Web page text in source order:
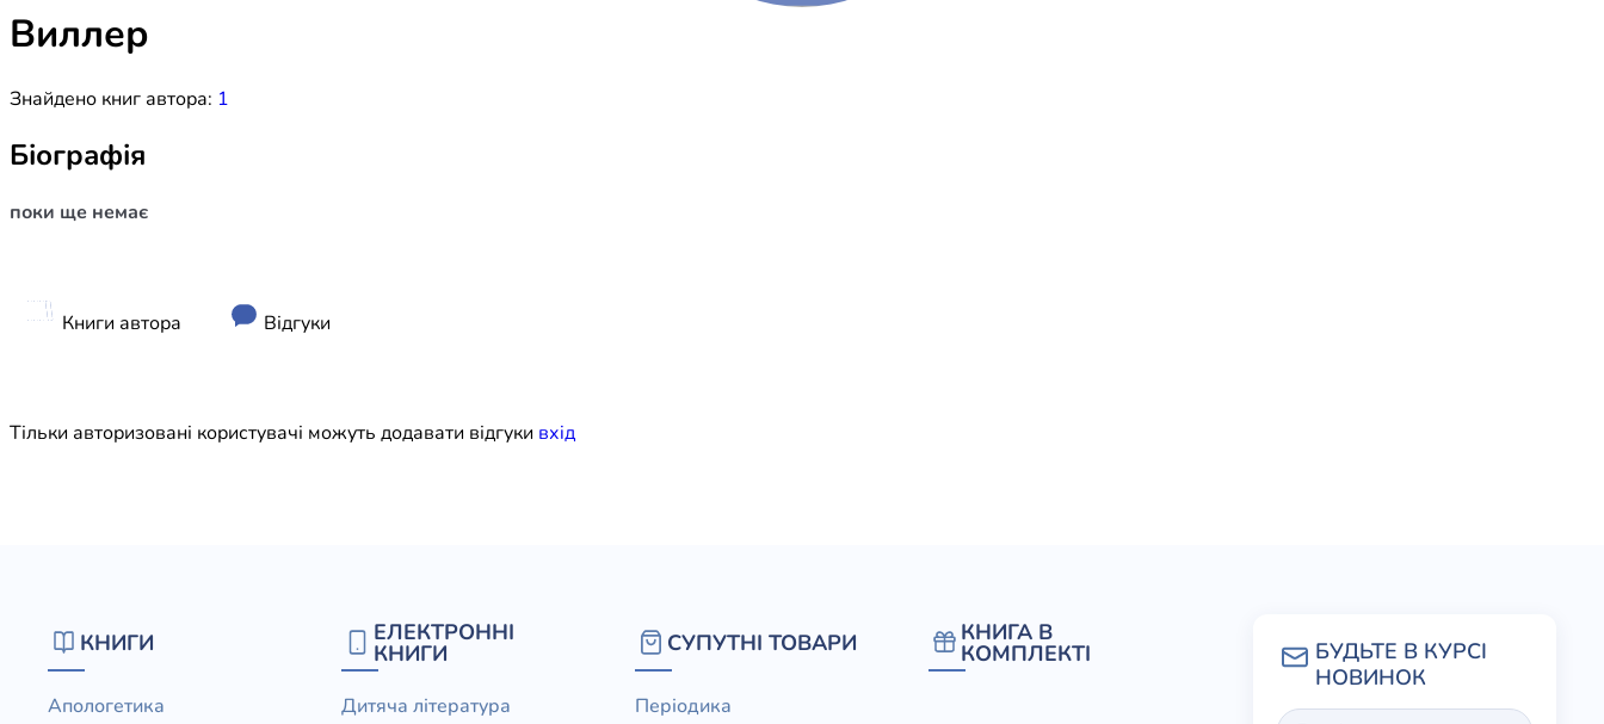
Художня література
Виллер
Знайдено книг автора: 1
Біографія
поки ще немає
Книги автора Відгуки
Тільки авторизовані користувачі можуть додавати відгуки вхiд
КНИГИ
Апологетика
ЕЛЕКТРОННІ
КНИГИ
Дитяча література
СУПУТНІ ТОВАРИ
Періодика
КНИГА В
КОМПЛЕКТІ